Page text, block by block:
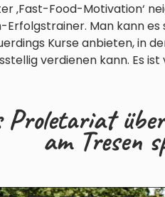
‚Fast-Food-Motivation‘
Man kann
Kurse anbieten, in
verdienen kann. Es
Proletariat
am Tresen